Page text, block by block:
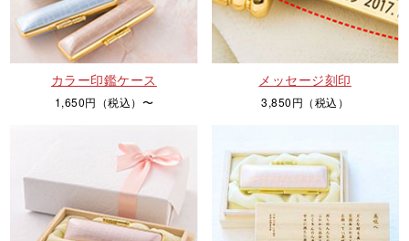
カラー印鑑ケース
1,650円（税込）〜
メッセージ刻印
3,850円（税込）